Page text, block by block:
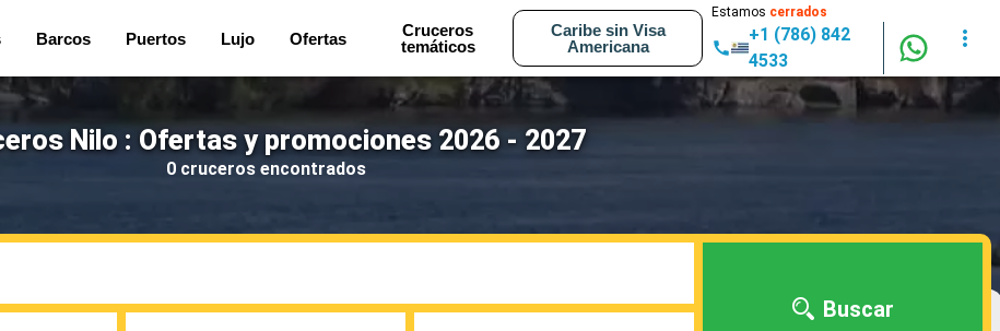
Barcos Puertos Lujo Ofertas
Cruceros
temáticos
Caribe sin Visa
Americana
Estamos cerrados
+1 (786) 842
4533
Nilo : Ofertas y promociones 2026 - 2027
0 cruceros encontrados
Buscar